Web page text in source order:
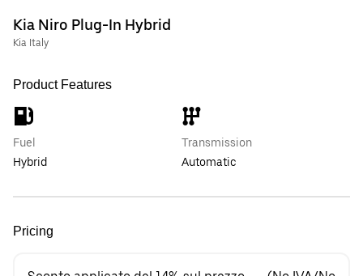
Kia Niro Plug-In Hybrid
Kia Italy
Product Features
Fuel
Hybrid
Transmission
Automatic
Pricing